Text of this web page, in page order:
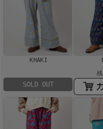
KHAKI
SOLD OUT